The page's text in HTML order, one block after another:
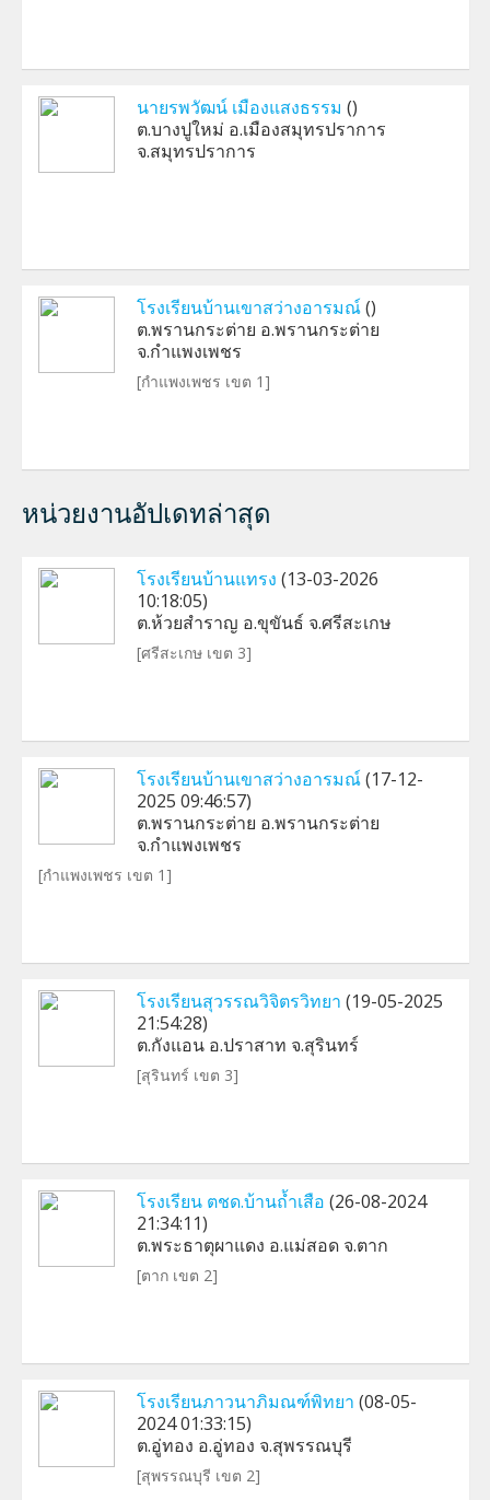
นายรพวัฒน์ เมืองแสงธรรม ()
ต.บางปูใหม่ อ.เมืองสมุทรปราการ
จ.สมุทรปราการ
โรงเรียนบ้านเขาสว่างอารมณ์()
ต.พรานกระต่าย อ.พรานกระต่าย
จ.กำแพงเพชร
[กำแพงเพชร เขต 1]
หน่วยงานอัปเดทล่าสุด
โรงเรียนบ้านแทรง (13-03-2026
10:18:05)
ต.ห้วยสำราญ อ.ขุขันธ์ จ.ศรีสะเกษ
[ศรีสะเกษ เขต 3]
โรงเรียนบ้านเขาสว่างอารมณ์(17-12-
2025 09:46:57)
ต.พรานกระต่าย อ.พรานกระต่าย
จ.กำแพงเพชร
[กำแพงเพชร เขต 1]
โรงเรียนสุวรรณวิจิตรวิทยา (19-05-2025
21:54:28)
ต.กังแอน อ.ปราสาท จ.สุรินทร์
[สุรินทร์ เขต 3]
โรงเรียน ตชด.บ้านถ้ำเสือ (26-08-2024
21:34:11)
ต.พระธาตุผาแดง อ.แม่สอด จ.ตาก
[ตาก เขต 2]
โรงเรียนภาวนาภิมณฑ์พิทยา (08-05-
2024 01:33:15)
ต.อู่ทอง อ.อู่ทอง จ.สุพรรณบุรี
[สุพรรณบุรี เขต 2]